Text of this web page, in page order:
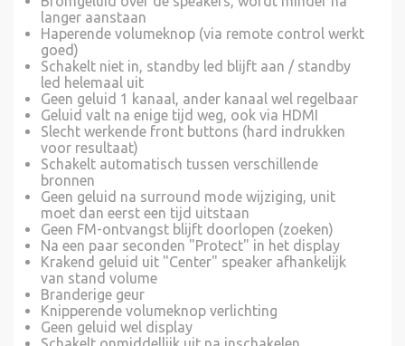
langer aanstaan
Haperende volumeknop (via remote control werkt
goed)
Schakelt niet in, standby led blijft aan / standby
led helemaal uit
Geen geluid 1 kanaal, ander kanaal wel regelbaar
Geluid valt na enige tijd weg, ook via HDMI
Slecht werkende front buttons (hard indrukken
voor resultaat)
Schakelt automatisch tussen verschillende
bronnen
Geen geluid na surround mode wijziging, unit
moet dan eerst een tijd uitstaan
Geen FM-ontvangst blijft doorlopen (zoeken)
Na een paar seconden "Protect" in het display
Krakend geluid uit "Center" speaker afhankelijk
van stand volume
Branderige geur
Knipperende volumeknop verlichting
Geen geluid wel display